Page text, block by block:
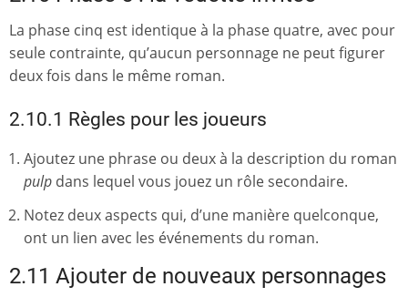
La phase cinq est identique à la phase quatre, avec pour
seule contrainte, qu’aucun personnage ne peut figurer
deux fois dans le même roman.
2.10.1 Règles pour les joueurs
Ajoutez une phrase ou deux à la description du roman
pulp dans lequel vous jouez un rôle secondaire.
Notez deux aspects qui, d’une manière quelconque,
ont un lien avec les événements du roman.
2.11 Ajouter de nouveaux personnages